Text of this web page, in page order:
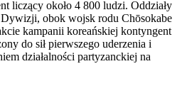
liczący około 4 800 ludzi. Oddziały
Dywizji, obok wojsk rodu Chōsokabe
kampanii koreańskiej kontyngent
do sił pierwszego uderzenia i
działalności partyzanckiej na